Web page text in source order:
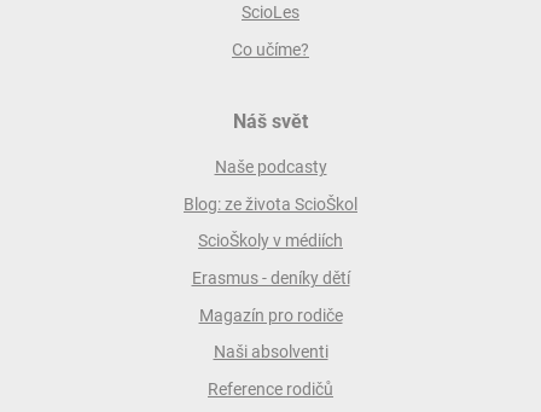
ScioLes
Co učíme?
Náš svět
Naše podcasty
Blog: ze života ScioŠkol
ScioŠkoly v médiích
Erasmus - deníky dětí
Magazín pro rodiče
Naši absolventi
Reference rodičů